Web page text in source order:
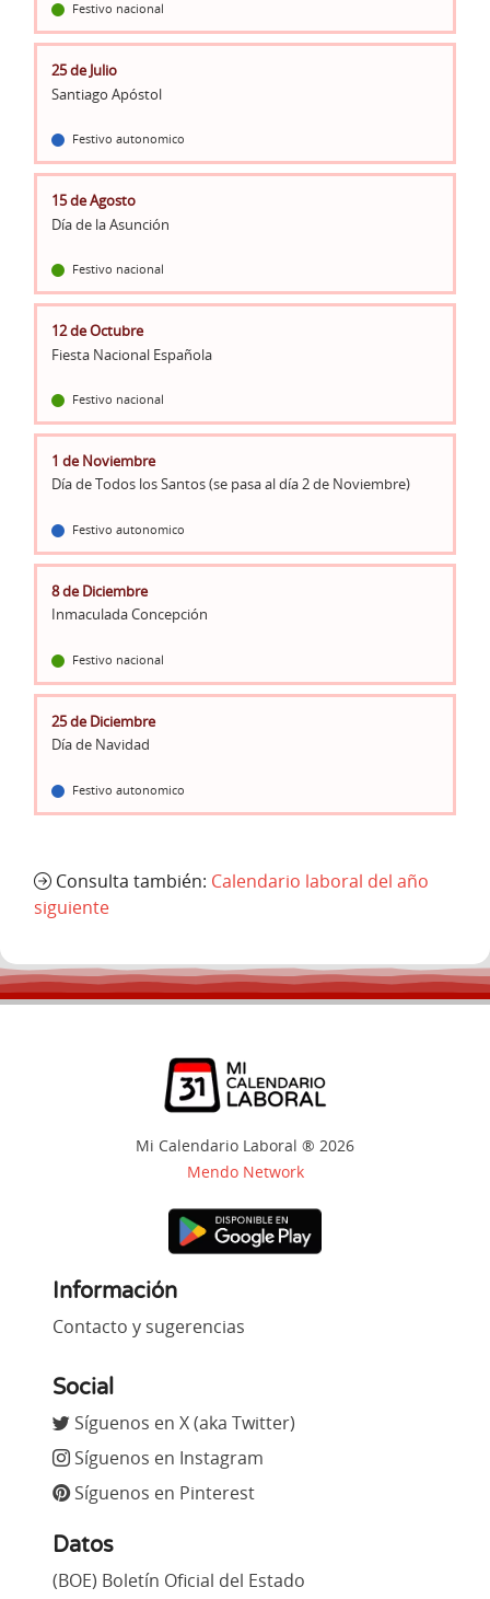
Festivo nacional
25 de Julio
Santiago Apóstol
Festivo autonomico
15 de Agosto
Día de la Asunción
Festivo nacional
12 de Octubre
Fiesta Nacional Española
Festivo nacional
1 de Noviembre
Día de Todos los Santos (se pasa al día 2 de Noviembre)
Festivo autonomico
8 de Diciembre
Inmaculada Concepción
Festivo nacional
25 de Diciembre
Día de Navidad
Festivo autonomico
Consulta también: Calendario laboral del año
siguiente
Mi Calendario Laboral ® 2026
Mendo Network
Información
Contacto y sugerencias
Social
Síguenos en X (aka Twitter)
Síguenos en Instagram
Síguenos en Pinterest
Datos
(BOE) Boletín Oficial del Estado